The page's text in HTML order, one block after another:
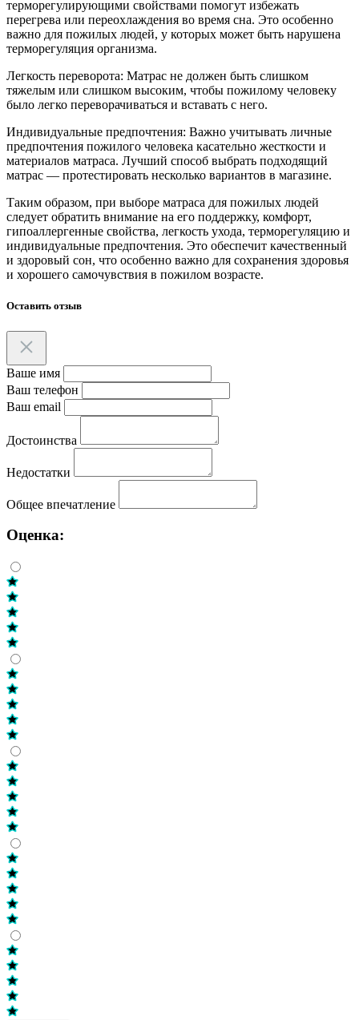
терморегулирующими свойствами помогут избежать
перегрева или переохлаждения во время сна. Это особенно
важно для пожилых людей, у которых может быть нарушена
терморегуляция организма.
Легкость переворота: Матрас не должен быть слишком
тяжелым или слишком высоким, чтобы пожилому человеку
было легко переворачиваться и вставать с него.
Индивидуальные предпочтения: Важно учитывать личные
предпочтения пожилого человека касательно жесткости и
материалов матраса. Лучший способ выбрать подходящий
матрас — протестировать несколько вариантов в магазине.
Таким образом, при выборе матраса для пожилых людей
следует обратить внимание на его поддержку, комфорт,
гипоаллергенные свойства, легкость ухода, терморегуляцию и
индивидуальные предпочтения. Это обеспечит качественный
и здоровый сон, что особенно важно для сохранения здоровья
и хорошего самочувствия в пожилом возрасте.
Оставить отзыв
Ваше имя
Ваш телефон
Ваш email
Достоинства
Недостатки
Общее впечатление
Оценка: